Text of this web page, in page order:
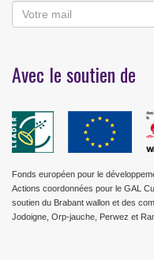
Avec le soutien de
Fonds européen pour le
Actions coordonnées pour le GAL
soutien du Brabant wallon et des
Jodoigne, Orp-jauche, Perwez et